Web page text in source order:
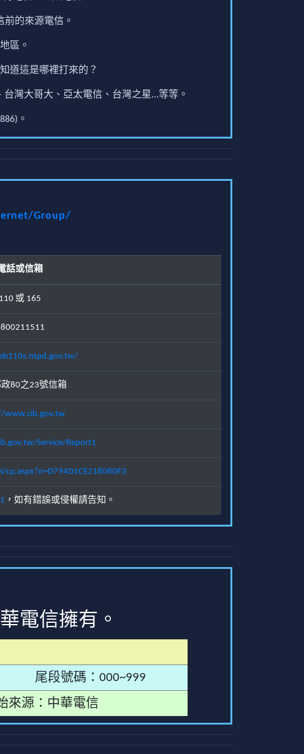
的來源電信。
區。
道這是哪裡打來的？
灣大哥大、亞太電信、台灣之星...等等。
。
Group/
話或信箱
110 或 165
80之23號信箱
www.cib.gov.tw
Service/Report1
，如有錯誤或侵權請告知。
電信擁有。
尾段號碼：000~999
來源：中華電信